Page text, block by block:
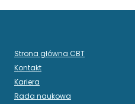
Strona główna CBT
Kontakt
Kariera
Rada naukowa